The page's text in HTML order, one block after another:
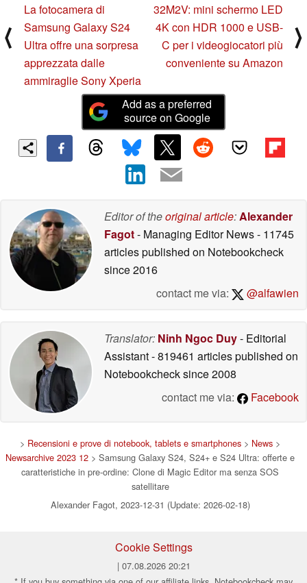
⟨
La fotocamera di
Samsung Galaxy S24
Ultra offre una sorpresa
apprezzata dalle
ammiraglie Sony Xperia
32M2V: mini schermo LED
4K con HDR 1000 e USB-
C per i videogiocatori più
conveniente su Amazon
⟩
Add as a preferred
source on Google
Editor of theoriginal article:Alexander
Fagot- Managing Editor News- 11745
articles published on Notebookcheck
since 2016
contact me via:
@alfawien
Translator: Ninh Ngoc Duy- Editorial
Assistant- 819461 articles published on
Notebookchecksince 2008
contact me via:
Facebook
> Recensioni e prove di notebook, tablets e smartphones > News >
Newsarchive 2023 12 > Samsung Galaxy S24, S24+ e S24 Ultra: offerte e
caratteristiche in pre-ordine: Clone di Magic Editor ma senza SOS
satellitare
Alexander Fagot, 2023-12-31 (Update: 2026-02-18)
Cookie Settings
| 07.08.2026 20:21